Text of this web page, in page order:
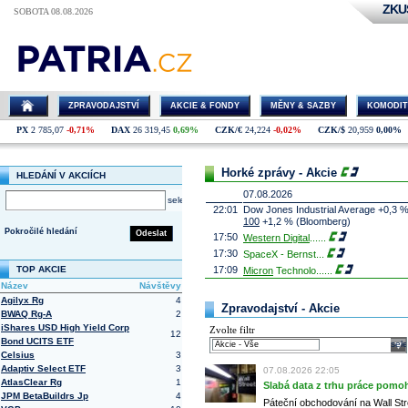
SOBOTA 08.08.2026
ZPRAVODAJSTVÍ AKCIE & FONDY MĚNY & SAZBY
PX 2 785,07 -0,71% DAX 26 319,45 0,69% CZK/€ 24,224 -0,02% CZK/$ 20,959 0,00%
HLEDÁNÍ V AKCIÍCH
select
Odeslat
Pokročilé hledání
TOP AKCIE
Název
Návštěvy
Agilyx Rg
4
BWAQ Rg-A
2
iShares USD High Yield Corp
Bond UCITS ETF
12
Celsius
3
Adaptiv Select ETF
3
AtlasClear Rg
1
JPM BetaBuildrs Jp
4
Horké zprávy - Akcie
07.08.2026
22:01
Dow Jones Industrial Average +0,3
100 +1,2 % (Bloomberg)
17:50 Western Digital
17:30 SpaceX - Bernst
17:09 Micron Technolo
16:26
Objem obchodů s akciemi na
obchodů za poslední rok je 0,665
16:23 Zvýšení výroby balistických střel
nějakou dobu potrvá. Agentuře
Armin Papperger. Společná výroba
doplnit arzenál Spojeným státům,
(ČTK)
16:07 Conocophillips
Zpravodajství - Akcie
Zvolte filtr
07.08.2026 22:05
Slabá data z trhu práce
Páteční obchodování na Wall